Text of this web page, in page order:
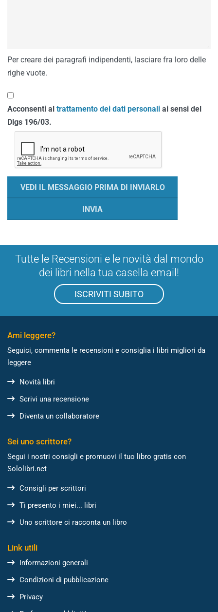
Per creare dei paragrafi indipendenti, lasciare fra loro delle
righe vuote.
Acconsenti al trattamento dei dati personali ai sensi del
Dlgs 196/03.
Tutte le Recensioni e le novità dal mondo
dei libri nella tua casella email!
ISCRIVITI SUBITO
Ami leggere?
Seguici, commenta le recensioni e consiglia i libri migliori da
leggere
Novità libri
Scrivi una recensione
Diventa un collaboratore
Sei uno scrittore?
Segui i nostri consigli e promuovi il tuo libro gratis con
Sololibri.net
Consigli per scrittori
Ti presento i miei... libri
Uno scrittore ci racconta un libro
Link utili
Informazioni generali
Condizioni di pubblicazione
Privacy